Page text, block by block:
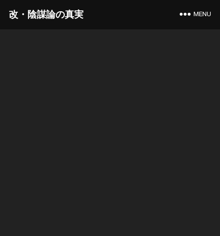
改・陰謀論の真実 MENU